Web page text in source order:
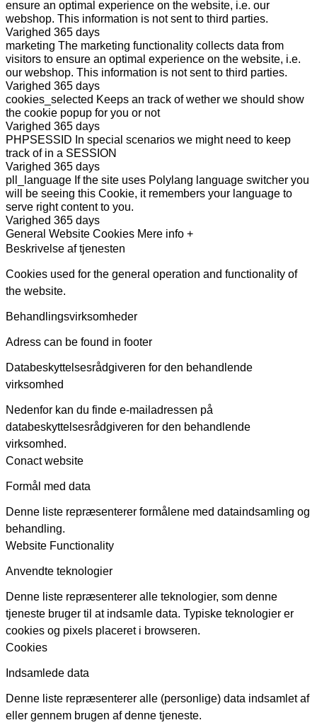
ensure an optimal experience on the website, i.e. our
webshop. This information is not sent to third parties.
Varighed 365 days
marketing The marketing functionality collects data from
visitors to ensure an optimal experience on the website, i.e.
our webshop. This information is not sent to third parties.
Varighed 365 days
cookies_selected Keeps an track of wether we should show
the cookie popup for you or not
Varighed 365 days
PHPSESSID In special scenarios we might need to keep
track of in a SESSION
Varighed 365 days
pll_language If the site uses Polylang language switcher you
will be seeing this Cookie, it remembers your language to
serve right content to you.
Varighed 365 days
General Website Cookies Mere info +
Beskrivelse af tjenesten
Cookies used for the general operation and functionality of
the website.
Behandlingsvirksomheder
Adress can be found in footer
Databeskyttelsesrådgiveren for den behandlende
virksomhed
Nedenfor kan du finde e-mailadressen på
databeskyttelsesrådgiveren for den behandlende
virksomhed.
Conact website
Formål med data
Denne liste repræsenterer formålene med dataindsamling og
behandling.
Website Functionality
Anvendte teknologier
Denne liste repræsenterer alle teknologier, som denne
tjeneste bruger til at indsamle data. Typiske teknologier er
cookies og pixels placeret i browseren.
Cookies
Indsamlede data
Denne liste repræsenterer alle (personlige) data indsamlet af
eller gennem brugen af denne tjeneste.